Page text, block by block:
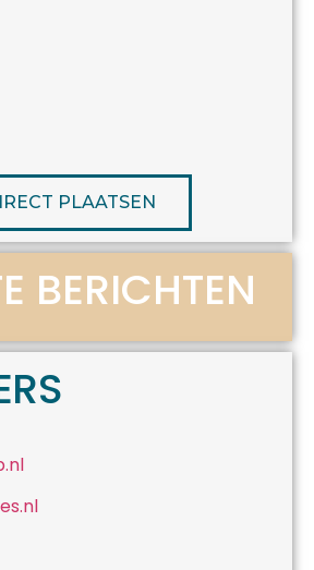
PLAATSEN
BERICHTEN